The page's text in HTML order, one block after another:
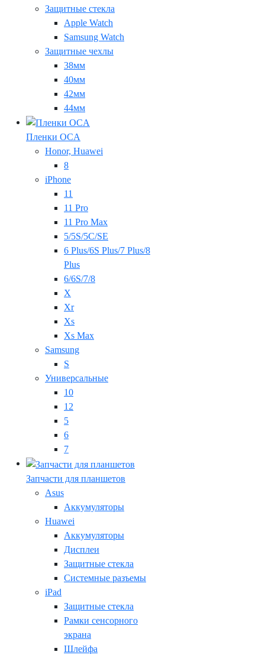
Защитные стекла
Apple Watch
Samsung Watch
Защитные чехлы
38мм
40мм
42мм
44мм
Пленки OCA
Honor, Huawei
8
iPhone
11
11 Pro
11 Pro Max
5/5S/5C/SE
6 Plus/6S Plus/7 Plus/8
Plus
6/6S/7/8
X
Xr
Xs
Xs Max
Samsung
S
Универсальные
10
12
5
6
7
Запчасти для планшетов
Asus
Аккумуляторы
Huawei
Аккумуляторы
Дисплеи
Защитные стекла
Системные разъемы
iPad
Защитные стекла
Рамки сенсорного
экрана
Шлейфа